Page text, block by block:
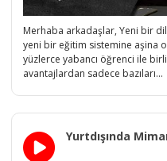
Merhaba arkadaşlar, Yeni bir
yeni bir eğitim sistemine aşina
yüzlerce yabancı öğrenci ile
avantajlardan sadece bazıları...
Yurtdışında